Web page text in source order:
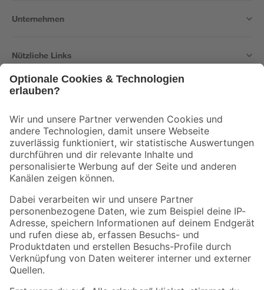
Unternehmen
Nützliche Links
Der toom Newsletter: Keine Angebote und Aktionen mehr verpassen!
Zur Newsletter Anmeldung
Folge uns
Zahlungsarten Versandarten
Sicher einkaufen